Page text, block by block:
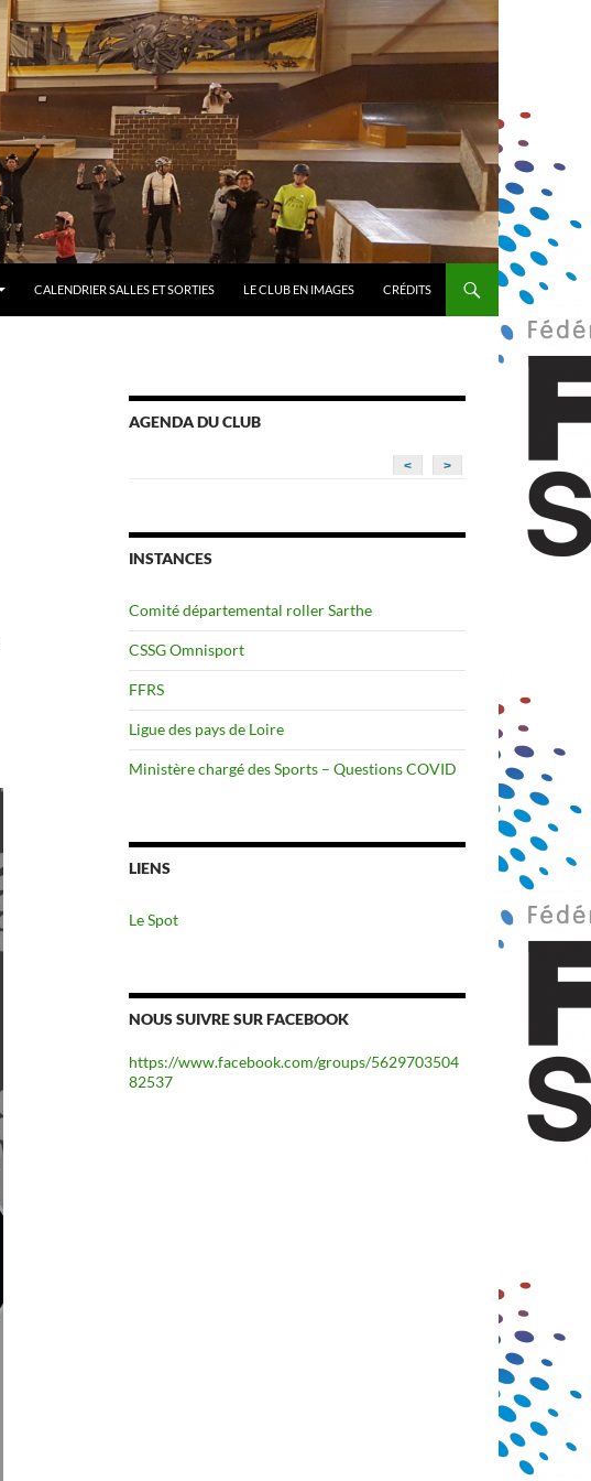
CALENDRIER SALLES ET SORTIES LE CLUB EN IMAGES CRÉDITS
AGENDA DU CLUB
< >
INSTANCES
Comité départemental roller Sarthe
CSSG Omnisport
FFRS
Ligue des pays de Loire
Ministère chargé des Sports – Questions COVID
LIENS
Le Spot
NOUS SUIVRE SUR FACEBOOK
https://www.facebook.com/groups/5629703504
82537